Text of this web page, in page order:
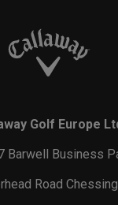
Golf Europe
Barwell Business
Road